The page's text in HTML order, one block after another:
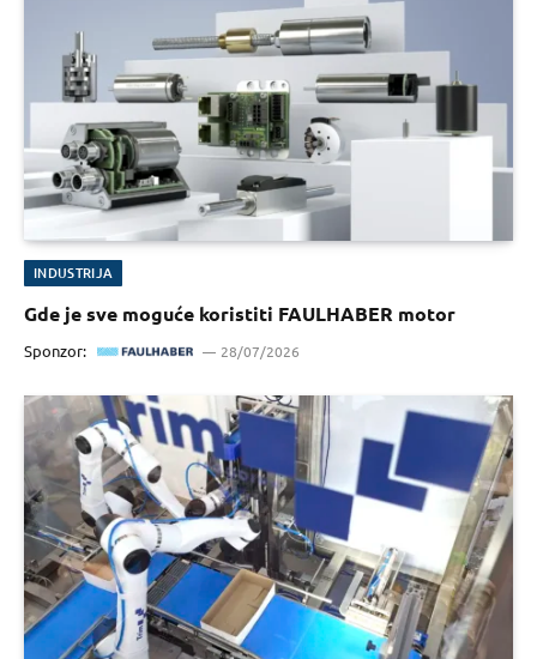
INDUSTRIJA
Gde je sve moguće koristiti FAULHABER motor
Sponzor: 28/07/2026